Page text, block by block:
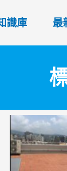
識庫 最